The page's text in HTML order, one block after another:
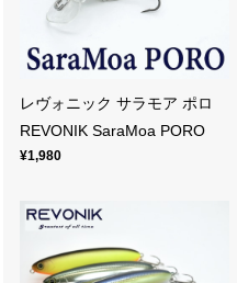
レヴォニック サラモア ポロ
REVONIK SaraMoa PORO
¥1,980